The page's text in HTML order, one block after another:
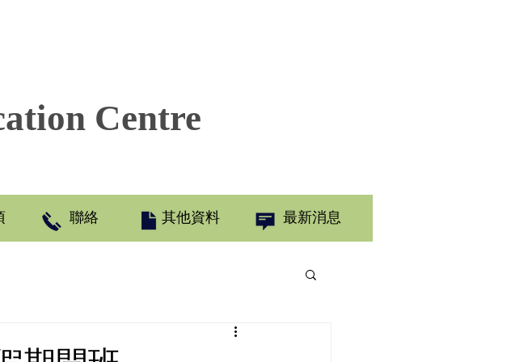
Centre
聯絡 其他資料 最新消息